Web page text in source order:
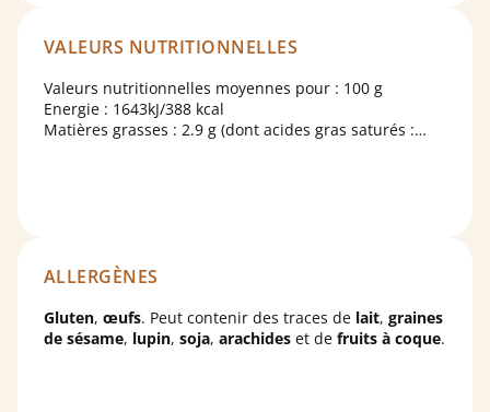
VALEURS NUTRITIONNELLES
Valeurs nutritionnelles moyennes pour : 100 g
Energie : 1643kJ/388 kcal
Matières grasses : 2.9 g (dont acides gras saturés :
ALLERGÈNES
Gluten, œufs. Peut contenir des traces de lait, graines
de sésame, lupin, soja, arachides et de fruits à coque.